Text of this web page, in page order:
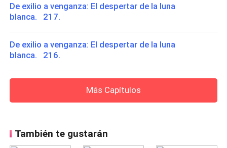
De exilio a venganza: El despertar de la luna
blanca. 217.
De exilio a venganza: El despertar de la luna
blanca. 216.
Más Capítulos
También te gustarán